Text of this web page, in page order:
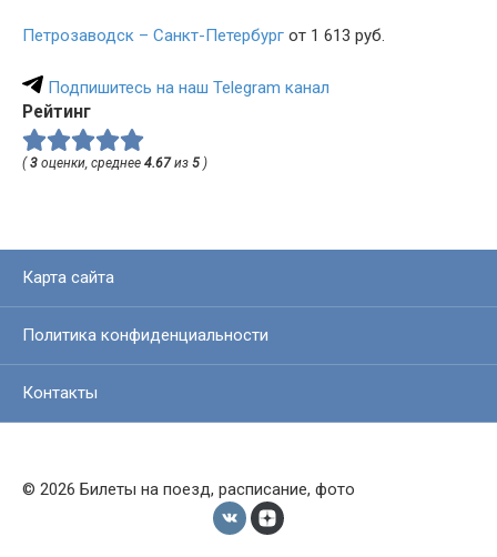
Петрозаводск – Санкт-Петербург от 1 613 руб.
Подпишитесь на наш Telegram канал
Рейтинг
( 3 оценки, среднее 4.67из 5 )
Карта сайта
Политика конфиденциальности
Контакты
© 2026 Билеты на поезд, расписание, фото